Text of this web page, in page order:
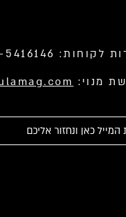
058-5416146
מנוי: